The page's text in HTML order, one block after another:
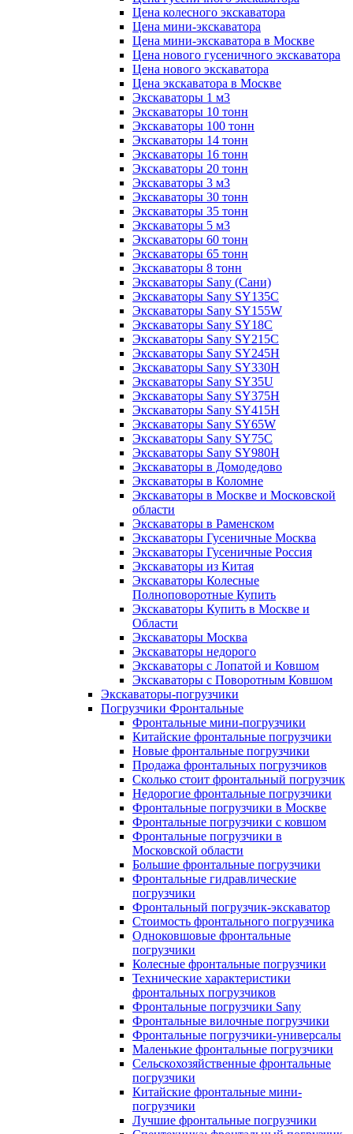
Цена колесного экскаватора
Цена мини-экскаватора
Цена мини-экскаватора в Москве
Цена нового гусеничного экскаватора
Цена нового экскаватора
Цена экскаватора в Москве
Экскаваторы 1 м3
Экскаваторы 10 тонн
Экскаваторы 100 тонн
Экскаваторы 14 тонн
Экскаваторы 16 тонн
Экскаваторы 20 тонн
Экскаваторы 3 м3
Экскаваторы 30 тонн
Экскаваторы 35 тонн
Экскаваторы 5 м3
Экскаваторы 60 тонн
Экскаваторы 65 тонн
Экскаваторы 8 тонн
Экскаваторы Sany (Сани)
Экскаваторы Sany SY135C
Экскаваторы Sany SY155W
Экскаваторы Sany SY18C
Экскаваторы Sany SY215C
Экскаваторы Sany SY245H
Экскаваторы Sany SY330H
Экскаваторы Sany SY35U
Экскаваторы Sany SY375H
Экскаваторы Sany SY415H
Экскаваторы Sany SY65W
Экскаваторы Sany SY75C
Экскаваторы Sany SY980H
Экскаваторы в Домодедово
Экскаваторы в Коломне
Экскаваторы в Москве и Московской
области
Экскаваторы в Раменском
Экскаваторы Гусеничные Москва
Экскаваторы Гусеничные Россия
Экскаваторы из Китая
Экскаваторы Колесные
Полноповоротные Купить
Экскаваторы Купить в Москве и
Области
Экскаваторы Москва
Экскаваторы недорого
Экскаваторы с Лопатой и Ковшом
Экскаваторы с Поворотным Ковшом
Экскаваторы-погрузчики
Погрузчики Фронтальные
Фронтальные мини-погрузчики
Китайские фронтальные погрузчики
Новые фронтальные погрузчики
Продажа фронтальных погрузчиков
Сколько стоит фронтальный погрузчик
Недорогие фронтальные погрузчики
Фронтальные погрузчики в Москве
Фронтальные погрузчики с ковшом
Фронтальные погрузчики в
Московской области
Большие фронтальные погрузчики
Фронтальные гидравлические
погрузчики
Фронтальный погрузчик-экскаватор
Стоимость фронтального погрузчика
Одноковшовые фронтальные
погрузчики
Колесные фронтальные погрузчики
Технические характеристики
фронтальных погрузчиков
Фронтальные погрузчики Sany
Фронтальные вилочные погрузчики
Фронтальные погрузчики-универсалы
Маленькие фронтальные погрузчики
Сельскохозяйственные фронтальные
погрузчики
Китайские фронтальные мини-
погрузчики
Лучшие фронтальные погрузчики